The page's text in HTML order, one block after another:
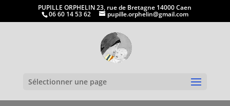
PUPILLE ORPHELIN 23, rue de Bretagne 14000 Caen
06 60 14 53 62 pupille.orphelin@gmail.com
Sélectionner une page